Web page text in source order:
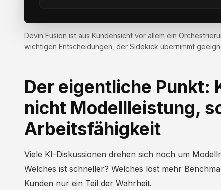
Devin Fusion ist aus Kundensicht vor allem ein
wichtigen Entscheidungen, der Sidekick übernimmt
Der eigentliche Punkt:
nicht Modellleistung,
Arbeitsfähigkeit
Viele KI-Diskussionen drehen sich noch um
Welches ist schneller? Welches löst mehr
Kunden nur ein Teil der Wahrheit.